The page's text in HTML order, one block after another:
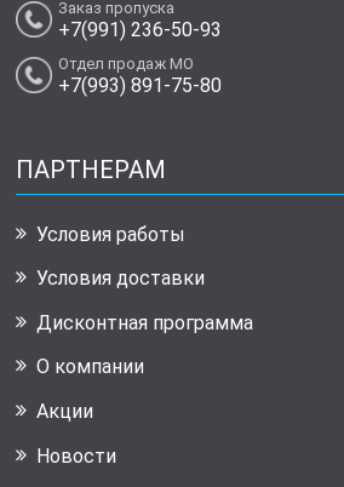
Заказ пропуска
+7(991) 236-50-93
Отдел продаж МО
+7(993) 891-75-80
ПАРТНЕРАМ
Условия работы
Условия доставки
Дисконтная программа
О компании
Акции
Новости